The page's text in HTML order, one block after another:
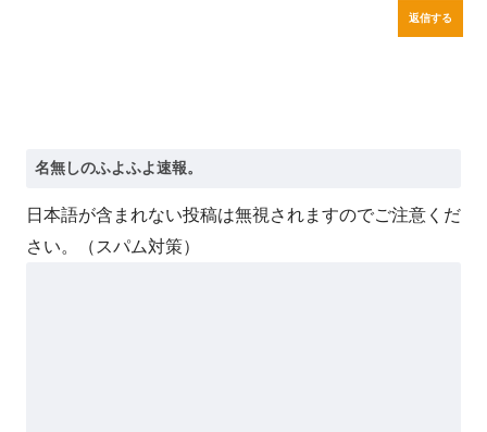
返信する
日本語が含まれない投稿は無視されますのでご注意くだ
さい。（スパム対策）